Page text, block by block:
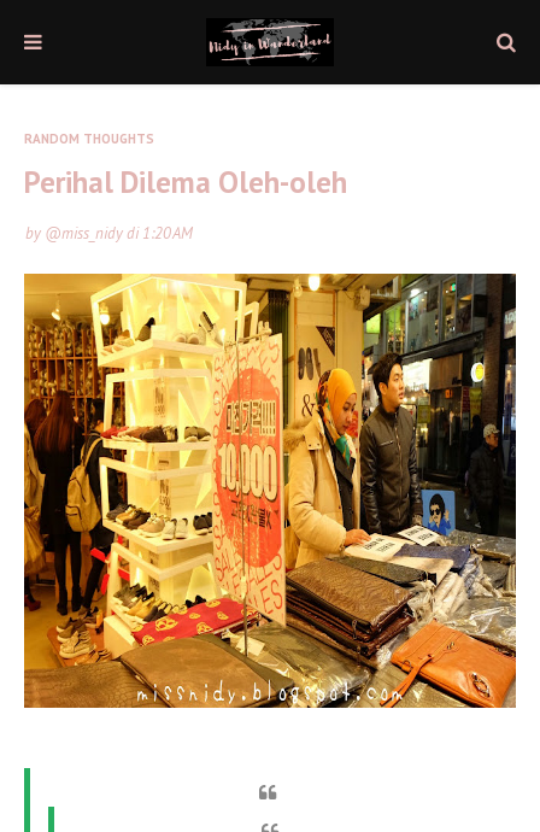
RANDOM THOUGHTS
Perihal Dilema Oleh-oleh
by @miss_nidydi1:20 AM